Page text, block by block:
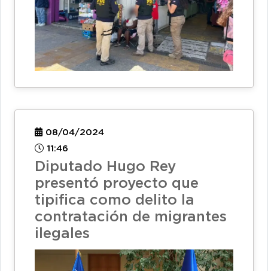
08/04/2024
11:46
Diputado Hugo Rey
presentó proyecto que
tipifica como delito la
contratación de migrantes
ilegales